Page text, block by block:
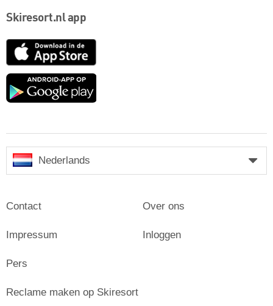
Skiresort.nl app
App
Google
Nederlands
Contact
Impressum
Pers
Over ons
Inloggen
Reclame maken op Skiresort